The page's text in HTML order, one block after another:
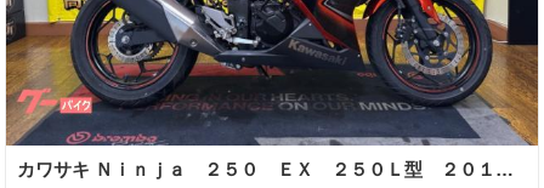
カワサキ Ｎｉｎｊａ ２５０ ＥＸ ２５０Ｌ型 ２０１４年モデル